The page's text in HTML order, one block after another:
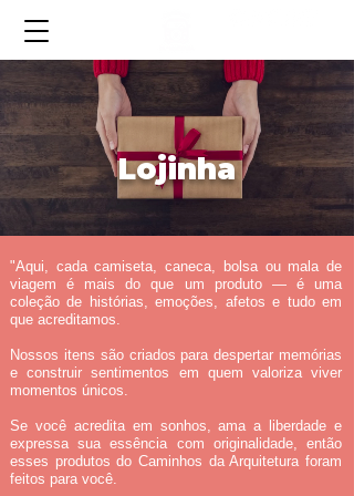
Lojinha
"Aqui, cada camiseta, caneca, bolsa ou mala de
viagem é mais do que um produto — é uma
coleção de histórias, emoções, afetos e tudo em
que acreditamos.
Nossos itens são criados para despertar memórias
e construir sentimentos em quem valoriza viver
momentos únicos.
Se você acredita em sonhos, ama a liberdade e
expressa sua essência com originalidade, então
esses produtos do Caminhos da Arquitetura foram
feitos para você.